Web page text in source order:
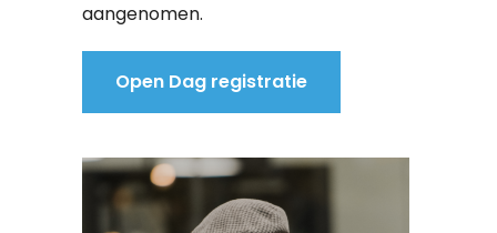
aangenomen.
Open Dag registratie